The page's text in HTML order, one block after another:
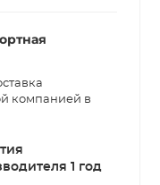
компанией в
1 год